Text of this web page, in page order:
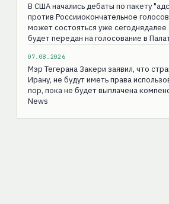
В США начались дебаты по пакету
против Россииокончательное
может состояться уже
будет передан на голосование в
07.08.2026
Мэр Тегерана Закери заявил, что
Ирану, не будут иметь права
пор, пока не будет выплачена
News